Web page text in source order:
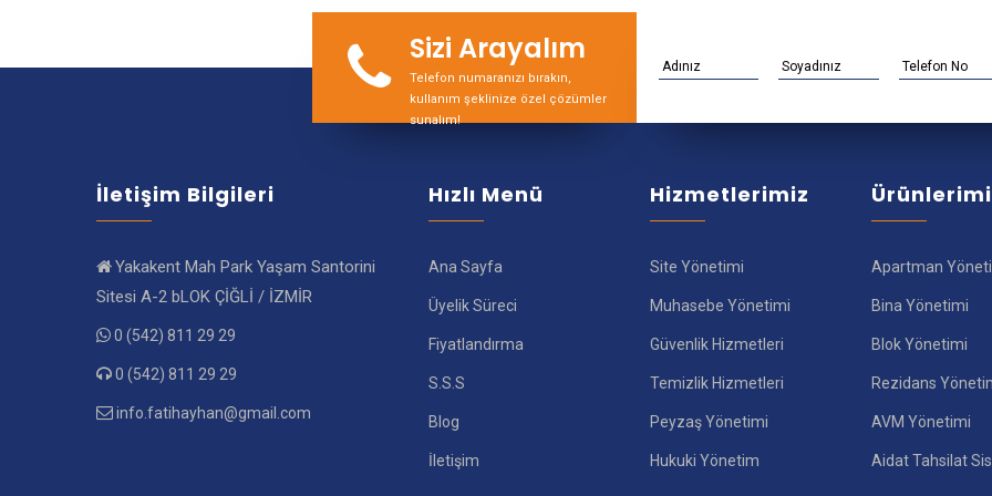
Sizi Arayalım
Telefon numaranızı bırakın,
kullanım şeklinize özel çözümler
sunalım!
İletişim Bilgileri
Yakakent Mah Park Yaşam Santorini
Sitesi A-2 bLOK ÇİĞLİ / İZMİR
0 (542) 811 29 29
0 (542) 811 29 29
info.fatihayhan@gmail.com
Hızlı Menü
Ana Sayfa
Üyelik Süreci
Fiyatlandırma
S.S.S
Blog
İletişim
Hizmetlerimiz
Site Yönetimi
Muhasebe Yönetimi
Güvenlik Hizmetleri
Temizlik Hizmetleri
Peyzaş Yönetimi
Hukuki Yönetim
Apartman
Bina Yönetimi
Blok Yönetimi
Rezidans
AVM Yönetimi
Aidat Tahsilat